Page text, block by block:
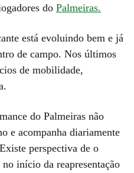
do Palmeiras.
está evoluindo bem e já
de campo. Nos últimos
de mobilidade,
do Palmeiras não
e acompanha diariamente
perspectiva de o
início da reapresentação